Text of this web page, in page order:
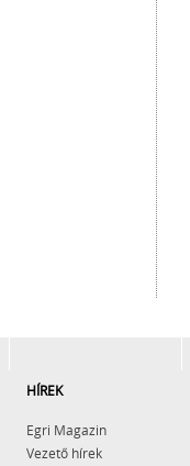
HÍREK
Egri Magazin
Vezető hírek